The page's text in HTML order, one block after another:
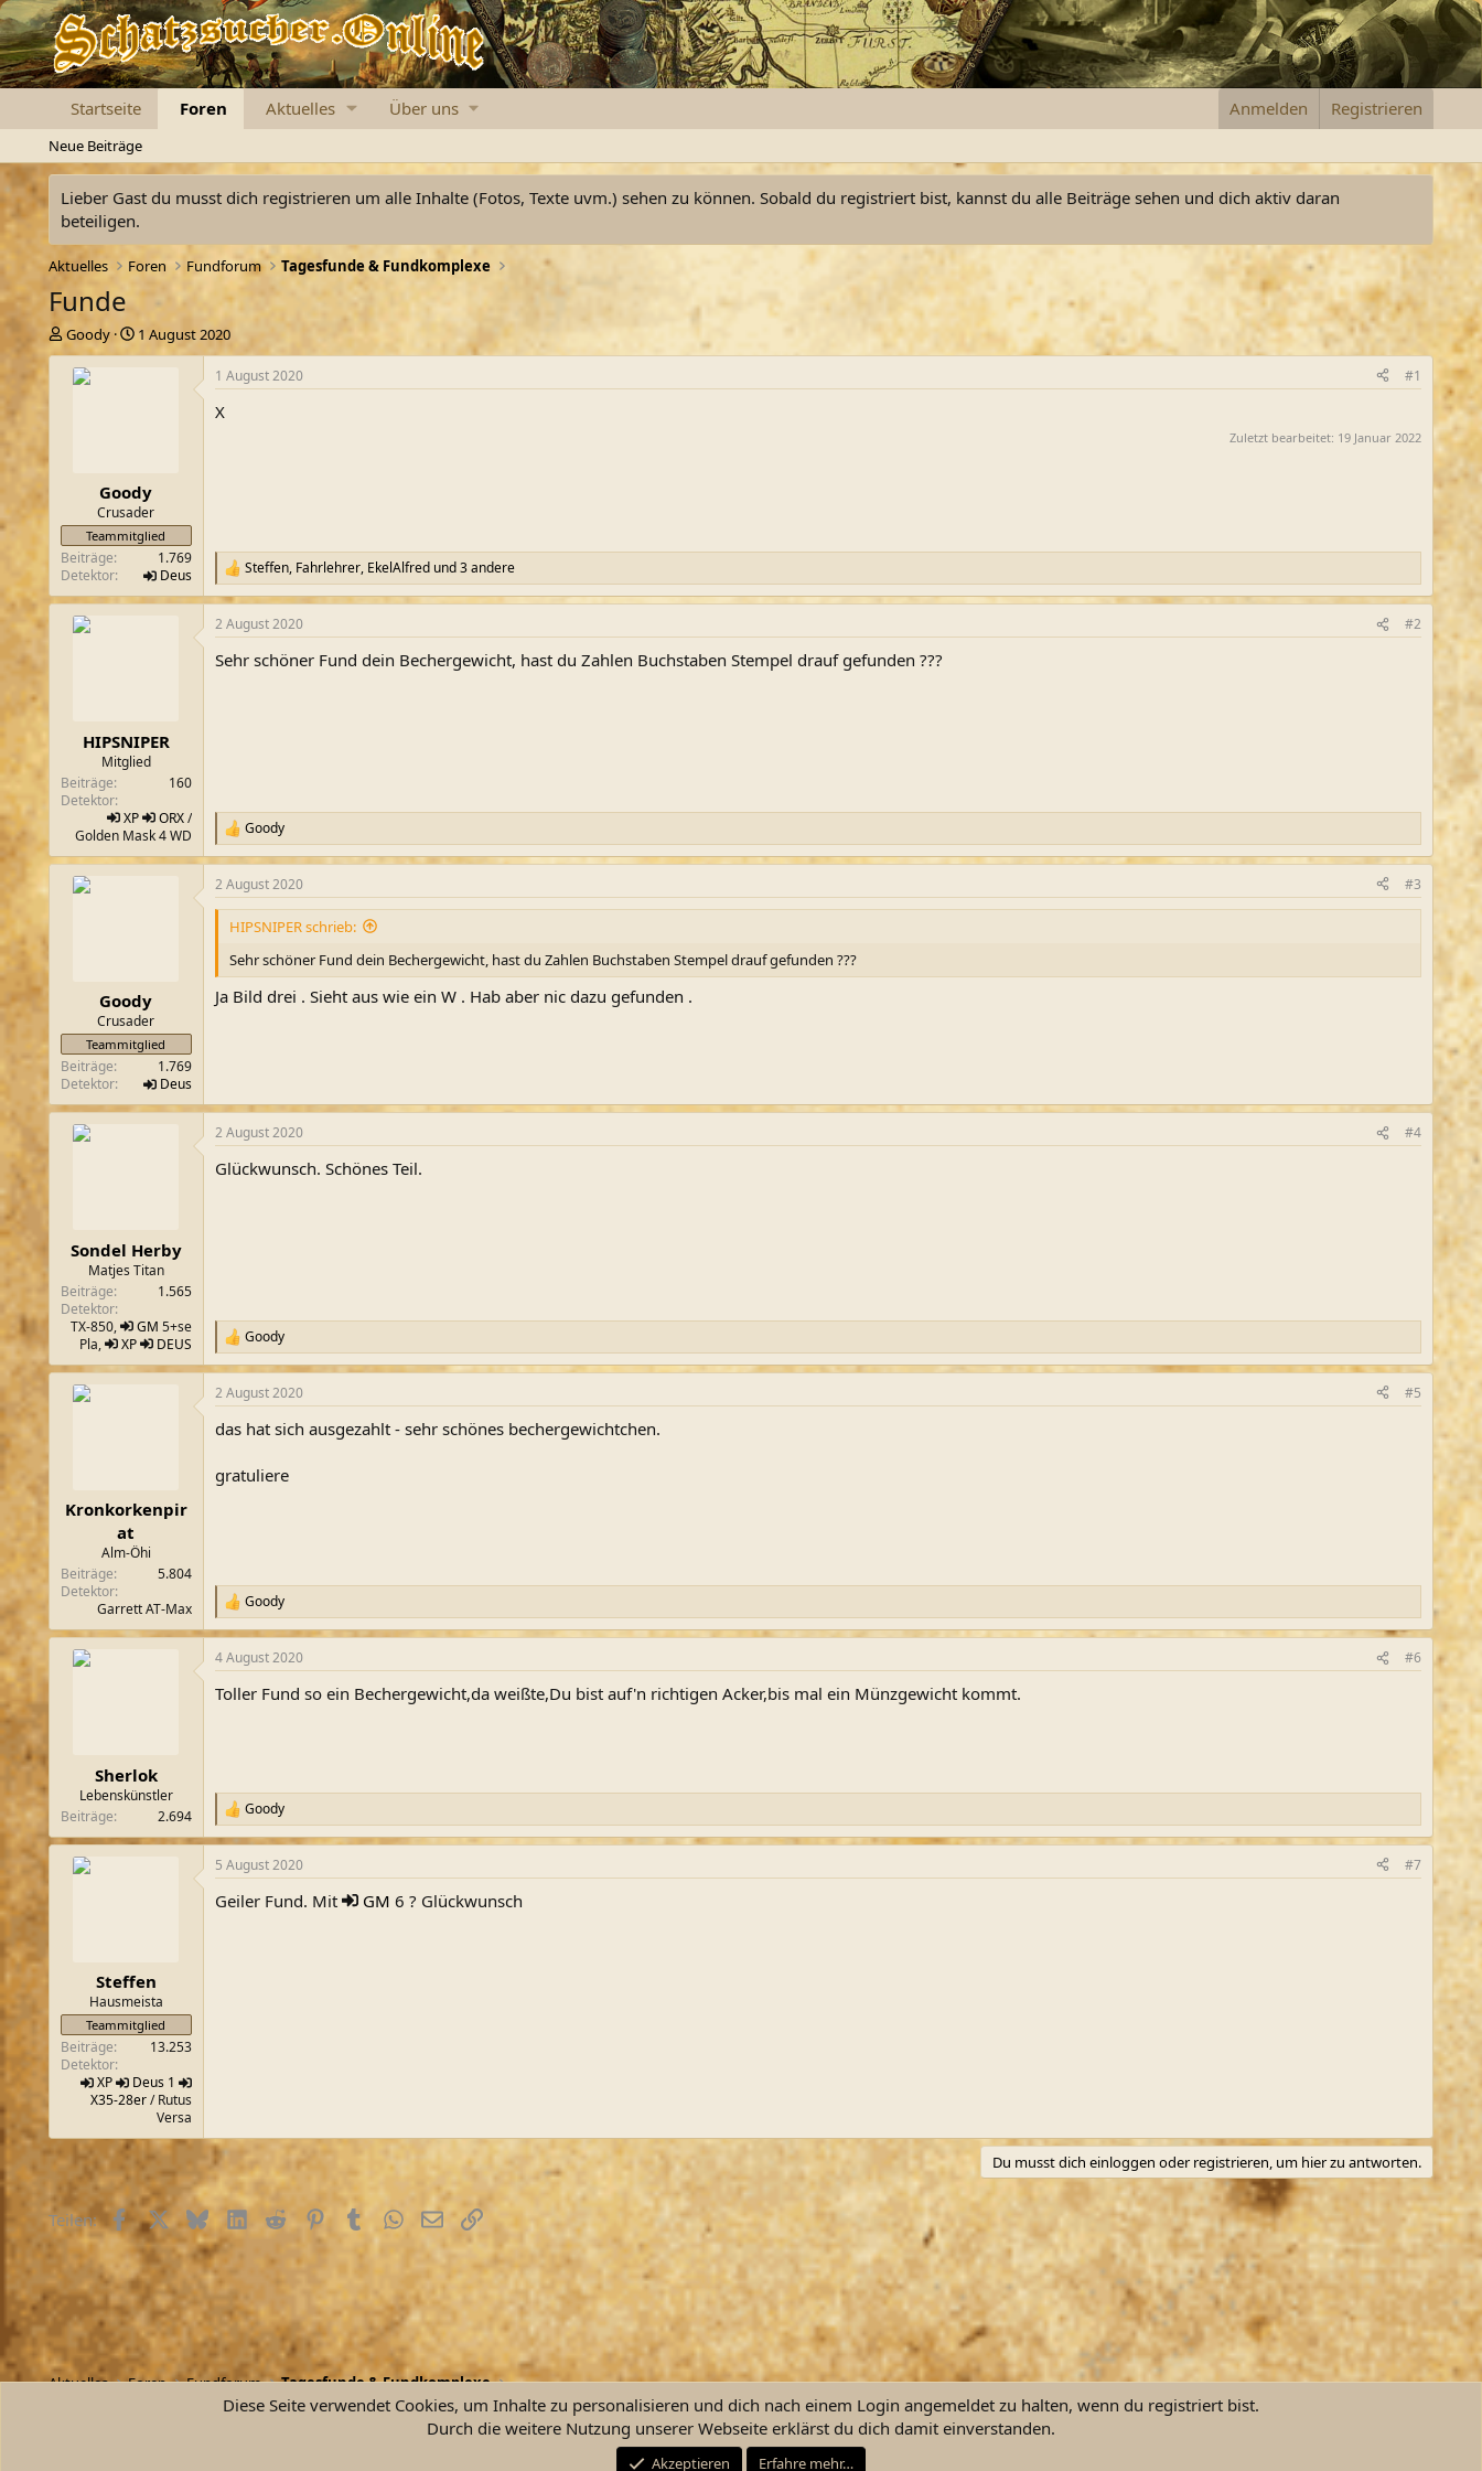
Startseite Foren Aktuelles Über uns Anmelden Registrieren
Neue Beiträge
Lieber Gast du musst dich registrieren um alle Inhalte (Fotos, Texte uvm.) sehen zu können. Sobald du registriert bist, kannst du alle Beiträge sehen und dich aktiv daran
beteiligen.
Aktuelles Foren Fundforum Tagesfunde & Fundkomplexe
Funde
E
r
Goody
E
r
a
m
1 August 2020
Goody
Crusader
Teammitglied
Beiträge
1.769
Detektor
Deus
1 August 2020 #1
X
Zuletzt bearbeitet: 19 Januar 2022
R
e
a
k
i
Steffen, Fahrlehrer, EkelAlfredund 3 andere
HIPSNIPER
Mitglied
Beiträge
160
Detektor
XP
ORX/
Golden Mask 4 WD
2 August 2020 #2
Sehr schöner Fund dein Bechergewicht, hast du Zahlen Buchstaben Stempel drauf gefunden ???
R
e
a
k
t
n
e
n
Goody
Goody
Crusader
Teammitglied
Beiträge
1.769
Detektor
Deus
2 August 2020 #3
HIPSNIPER schrieb:
Sehr schöner Fund dein Bechergewicht, hast du Zahlen Buchstaben Stempel drauf gefunden ???
Ja Bild drei . Sieht aus wie ein W . Hab aber nic dazu gefunden .
Sondel Herby
Matjes Titan
Beiträge
1.565
Detektor
TX-850,
GM 5+se
Pla,
XP DEUS
2 August 2020 #4
Glückwunsch. Schönes Teil.
R
e
a
k
i
e
Goody
Kronkorkenpir
at
Alm-Öhi
Beiträge
5.804
Detektor
Garrett AT-Max
2 August 2020 #5
das hat sich ausgezahlt - sehr schönes bechergewichtchen.
gratuliere
R
e
a
k
i
Goody
Sherlok
Lebenskünstler
Beiträge
2.694
4 August 2020 #6
Toller Fund so ein Bechergewicht,da weißte,Du bist auf'n richtigen Acker,bis mal ein Münzgewicht kommt.
R
e
a
k
i
Goody
Steffen
Hausmeista
Teammitglied
Beiträge
13.253
Detektor
XP
Deus 1
X35-28er/ Rutus
Versa
5 August 2020 #7
Geiler Fund. Mit GM 6 ? Glückwunsch
Du musst dich einloggen oder registrieren, um hier zu antworten.
Teilen: Facebook
X (Twitter)
BlueskyLinkedIn
Reddit PinterestTumblrWhatsApp
E-MailLink
Aktuelles Foren Fundforum Tagesfunde & Fundkomplexe
Kontakt Nutzungsbedingungen
Diese Seite verwendet Cookies, um Inhalte zu personalisieren und dich nach einem Login angemeldet zu halten, wenn du registriert bist.
Durch die weitere Nutzung unserer Webseite erklärst du dich damit einverstanden.
Akzeptieren Erfahre mehr…